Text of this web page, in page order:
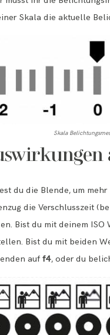
Skala die aktuelle
Skala
du die Blende, um
die Verschlusszeit
Bist du mit deinem
Bist du mit beiden
auf f4, oder du